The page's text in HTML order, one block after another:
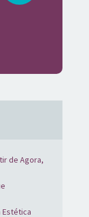
de Agora,
Estética